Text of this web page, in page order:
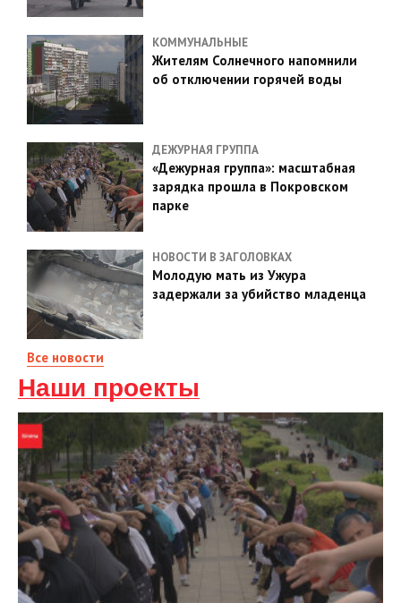
КОММУНАЛЬНЫЕ
Жителям Солнечного напомнили
об отключении горячей воды
ДЕЖУРНАЯ ГРУППА
«Дежурная группа»: масштабная
зарядка прошла в Покровском
парке
НОВОСТИ В ЗАГОЛОВКАХ
Молодую мать из Ужура
задержали за убийство младенца
Все новости
Наши проекты